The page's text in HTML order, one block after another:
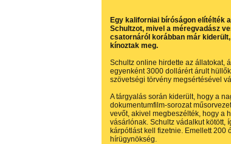
Egy kaliforniai bíróságon elítélték
Schultzot, mivel a méregvadász
csatornáról korábban már
kínoztak meg.
Schultz online hirdette az állatokat,
egyenként 3000 dollárért árult
szövetségi törvény megsértésével
A tárgyalás során kiderült, hogy a
dokumentumfilm-sorozat
vevőt, akivel megbeszélték, hogy a
vásárlónak. Schultz vádalkut kötött,
kárpótlást kell fizetnie. Emellett 200
hírügynökség.